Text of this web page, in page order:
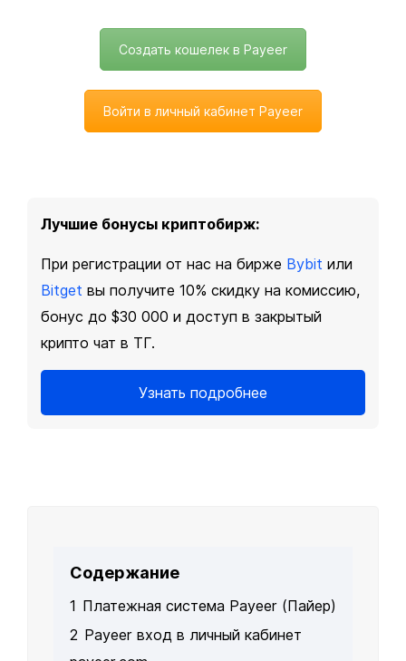
Создать кошелек в Payeer
Войти в личный кабинет Payeer
Лучшие бонусы криптобирж:
При регистрации от нас на бирже Bybit или
Bitget вы получите 10% скидку на комиссию,
бонус до $30 000 и доступ в закрытый
крипто чат в ТГ.
Узнать подробнее
Содержание
1 Платежная система Payeer (Пайер)
2 Payeer вход в личный кабинет